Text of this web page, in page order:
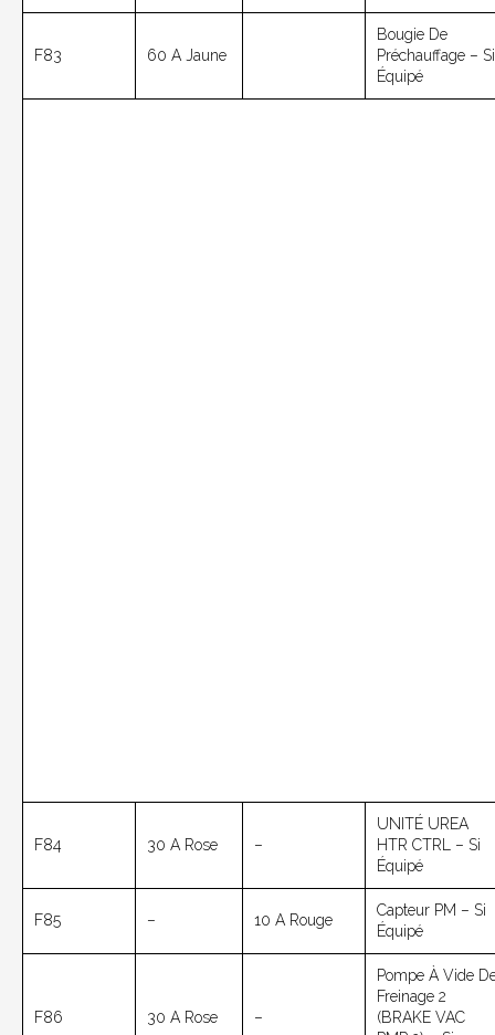
F83 60 A Jaune
Bougie De
Préchauffage – Si
Équipé
F84 30 A Rose –
UNITÉ UREA
HTR CTRL – Si
Équipé
F85 – 10 A Rouge
Capteur PM – Si
Équipé
F86 30 A Rose –
Pompe À Vide
Freinage 2
(BRAKE VAC